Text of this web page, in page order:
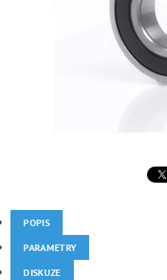
POPIS
PARAMETRY
DISKUZE